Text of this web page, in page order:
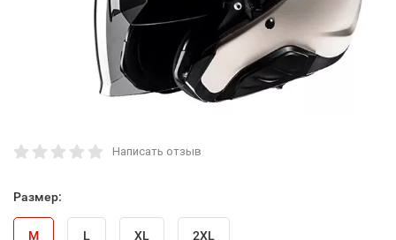
Написать отзыв
Размер:
M L XL 2XL